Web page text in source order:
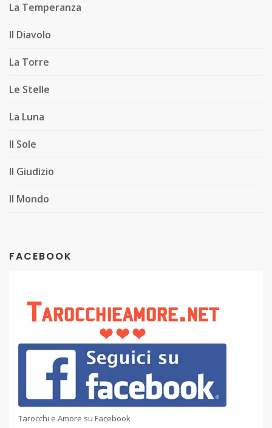
La Temperanza
Il Diavolo
La Torre
Le Stelle
La Luna
Il Sole
Il Giudizio
Il Mondo
FACEBOOK
Tarocchi e Amore su Facebook